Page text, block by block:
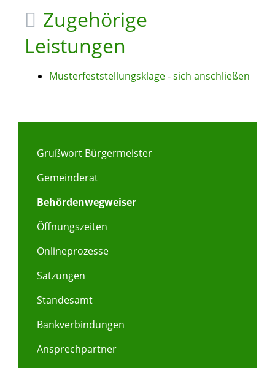
Zugehörige
Leistungen
Musterfeststellungsklage - sich anschließen
Grußwort Bürgermeister
Gemeinderat
Behördenwegweiser
Öffnungszeiten
Onlineprozesse
Satzungen
Standesamt
Bankverbindungen
Ansprechpartner